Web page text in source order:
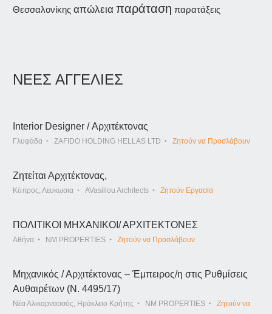
Θεσσαλονίκης απώλεια παράταση παρατάξεις
ΝΕΕΣ ΑΓΓΕΛΙΕΣ
Interior Designer / Αρχιτέκτονας
Γλυφάδα ZAFIDO HOLDING HELLAS LTD Ζητούν να Προσλάβουν
Ζητείται Αρχιτέκτονας,
Κύπρος, Λευκωσια AVasiliou Architects Ζητούν Εργασία
ΠΟΛΙΤΙΚΟΙ ΜΗΧΑΝΙΚΟΙ/ ΑΡΧΙΤΕΚΤΟΝΕΣ
Αθήνα NM PROPERTIES Ζητούν να Προσλάβουν
Μηχανικός / Αρχιτέκτονας – Έμπειρος/η στις Ρυθμίσεις
Αυθαιρέτων (Ν. 4495/17)
Νέα Αλικαρνασσός, Ηράκλειο Κρήτης NM PROPERTIES Ζητούν να